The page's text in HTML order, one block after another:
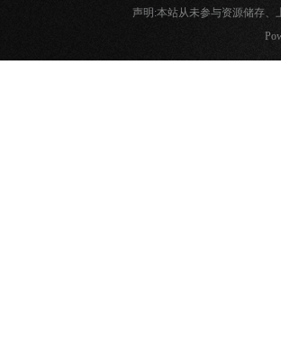
声明:本站从未参与资源储存、